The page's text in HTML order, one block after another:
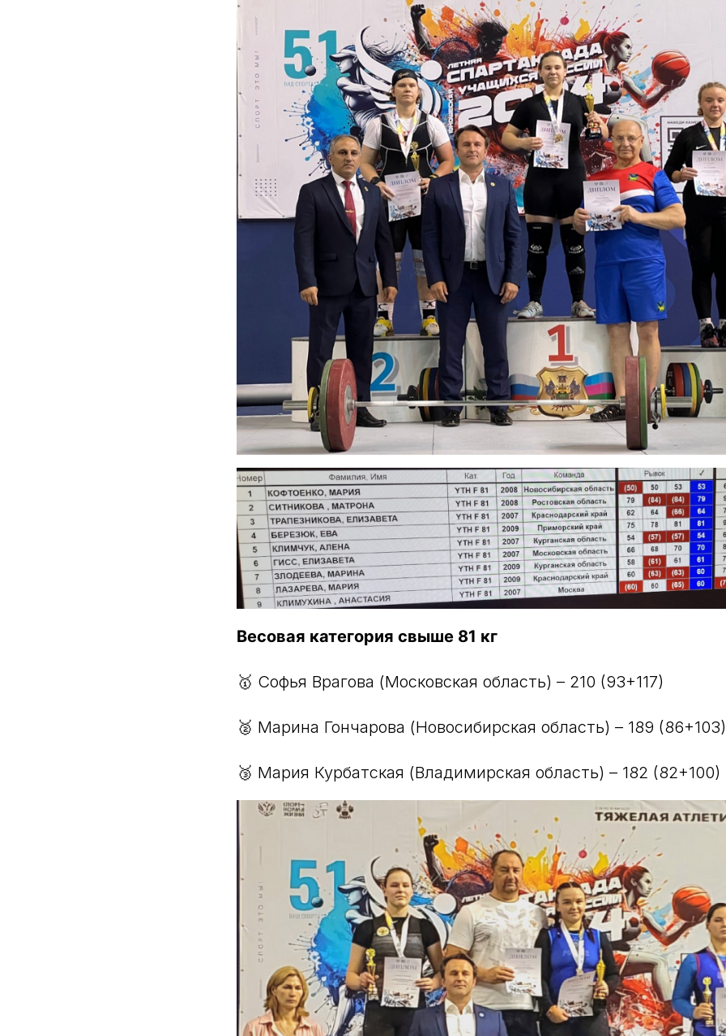
Весовая категория свыше 81 кг
🥇 Софья Врагова (Московская область) – 210 (93+117)
🥈 Марина Гончарова (Новосибирская область) – 189 (86+103)
🥉 Мария Курбатская (Владимирская область) – 182 (82+100)